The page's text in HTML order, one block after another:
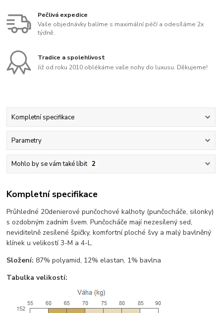
Pečlivá expedice
Vaše objednávky balíme s maximální péčí a odesíláme 2x
týdně.
Tradice a spolehlivost
Již od roku 2010 oblékáme vaše nohy do luxusu. Děkujeme!
Kompletní specifikace
Parametry
Mohlo by se vám také líbit 2
Kompletní specifikace
Průhledné 20denierové punčochové kalhoty (punčocháče, silonky)
s ozdobným zadním švem. Punčocháče mají nezesílený sed,
neviditelně zesílené špičky, komfortní ploché švy a malý bavlněný
klínek u velikostí 3-M a 4-L.
Složení: 87% polyamid, 12% elastan, 1% bavlna
Tabulka velikostí: